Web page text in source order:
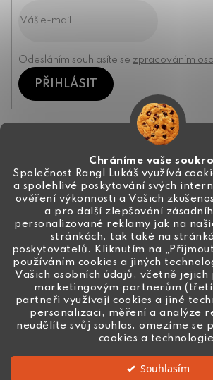
Chráníme vaše
Společnost Rangl Lukáš využívá
a spolehlivé poskytování svých
ověření výkonnosti a Vašich
a pro další zlepšování
personalizované reklamy jak na
stránkách, tak také na
poskytovatelů. Kliknutím na
používáním cookies a jiných
Vašich osobních údajů, včetně jejich
marketingovým partnerům (třetí
partneři využívají cookies a jiné
personalizaci, měření a analýze
neudělíte svůj souhlas, omezíme se
cookies a
Souhlasím
Odesláním souhlasíte se zpracováním
PŘIHLÁSIT
info@ceske-koralky.cz
+420 774 444 191